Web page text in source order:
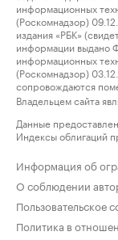
информационных
(Роскомнадзор)
издания «РБК»
информации выдано
информационных
(Роскомнадзор)
сопровождаются
Владельцем сайта
Данные
Индексы облигаций
Информация об
О соблюдении
Пользовательское
Политика в